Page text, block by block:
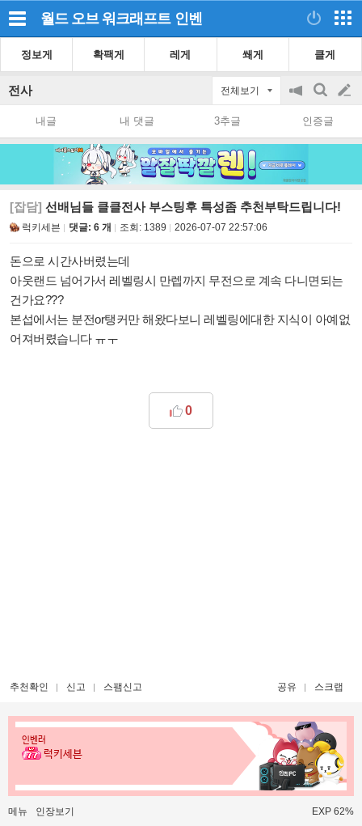
월드 오브 워크래프트 인벤
정보게 확팩게 레게 쐐게 클게
전사 전체보기
공
on/off
검
색
글
쓰
내글 내 댓글 3추글 인증글
[잡담] 선배님들 클클전사 부스팅후 특성좀 추천부탁드립니다!
럭키세븐 댓글: 6 개 조회: 1389 2026-07-07 22:57:06
돈으로 시간사버렸는데
아웃랜드 넘어가서 레벨링시 만렙까지 무전으로 계속 다니면되는
건가요???
본섭에서는 분전or탱커만 해왔다보니 레벨링에대한 지식이 아예없
어져버렸습니다 ㅠㅜ
0
추천확인 신고 스팸신고 공유 스크랩
인벤러
럭키세븐
메뉴 인장보기 EXP 62%